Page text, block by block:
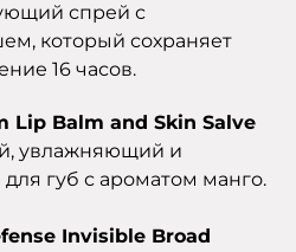
спрей с
который сохраняет
16 часов.
Lip Balm and Skin Salve
увлажняющий и
губ с ароматом манго.
Invisible Broad